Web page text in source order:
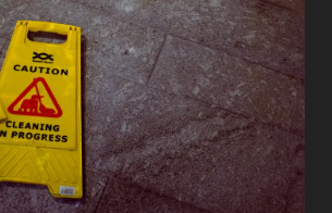
HISTOIRE
AVEC
LES
MOTS